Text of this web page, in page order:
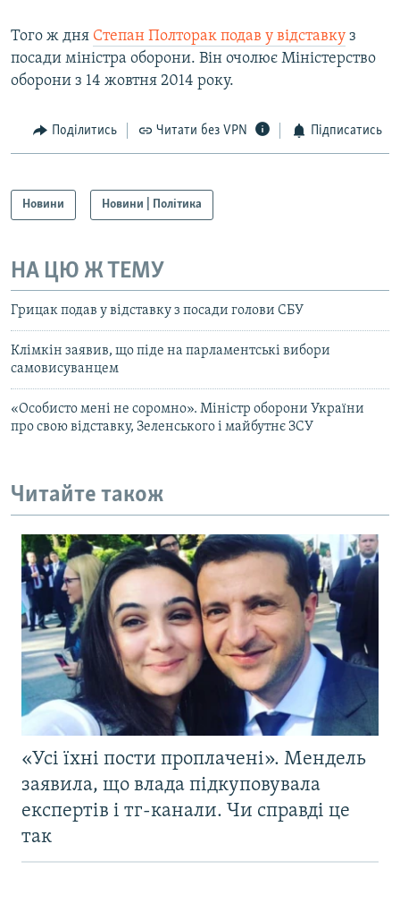
Того ж дня Степан Полторак подав у відставку з
посади міністра оборони. Він очолює Міністерство
оборони з 14 жовтня 2014 року.
Поділитись Читати без VPN Підписатись
Новини Новини | Політика
НА ЦЮ Ж ТЕМУ
Грицак подав у відставку з посади голови СБУ
Клімкін заявив, що піде на парламентські вибори
самовисуванцем
«Особисто мені не соромно». Міністр оборони України
про свою відставку, Зеленського і майбутнє ЗСУ
Читайте також
«Усі їхні пости проплачені». Мендель
заявила, що влада підкуповувала
експертів і тг-канали. Чи справді це
так